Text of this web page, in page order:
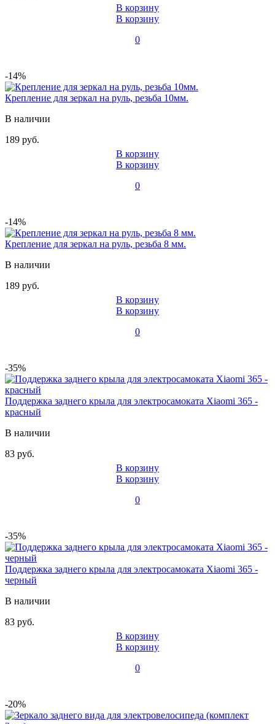
В корзину
В корзину
0
-14%
Крепление для зеркал на руль, резьба 10мм.
В наличии
189 руб.
В корзину
В корзину
0
-14%
Крепление для зеркал на руль, резьба 8 мм.
В наличии
189 руб.
В корзину
В корзину
0
-35%
Поддержка заднего крыла для электросамоката Xiaomi 365 -
красный
В наличии
83 руб.
В корзину
В корзину
0
-35%
Поддержка заднего крыла для электросамоката Xiaomi 365 -
черный
В наличии
83 руб.
В корзину
В корзину
0
-20%